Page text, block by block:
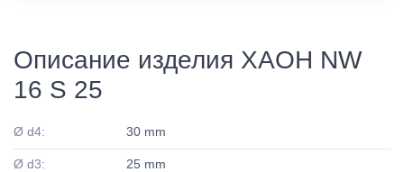
Описание изделия XAOH NW
16 S 25
Ø d4: 30 mm
Ø d3: 25 mm